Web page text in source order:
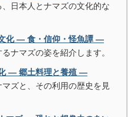
日本人とナマズの文化的な
化 ― 食・信仰・怪魚譚 ―
ナマズの姿を紹介します。
― 郷土料理と養殖 ―
ズと、その利用の歴史を見